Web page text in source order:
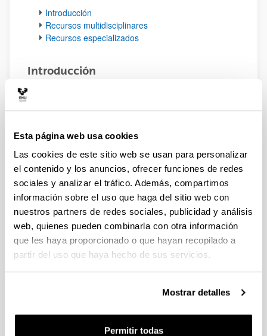
Esta página web usa cookies
Las cookies de este sitio web se usan para personalizar
el contenido y los anuncios, ofrecer funciones de redes
sociales y analizar el tráfico. Además, compartimos
información sobre el uso que haga del sitio web con
nuestros partners de redes sociales, publicidad y análisis
web, quienes pueden combinarla con otra información
que les haya proporcionado o que hayan recopilado a
partir del uso que haya hecho de sus servicios.
Mostrar detalles
Permitir todas
Introducción
Recursos multidisciplinares
Recursos especializados
Introducción
Esta guía pretende servir como orientación para la
área determinada. Ten en cuenta laspautas generales
Recursos multidisciplinares
Es muy importante seleccionar fuentes de información
fiables, científicas y de calidad.
Catálogo de la Biblioteca Universitaria.
Repositorios: ADDIy Recolecta.
Libros electrónicos:
e-Libro
Revistas electrónicas:
A través del catálogo
en ellistado AZ de la web de la Biblioteca.
Bases de datos multidisciplinares:Puedes
Bases de datos – Bases de datos por materias
Dialnet/CSIC: Documentos científicos en
castellano de tecnología, ciencias humanas